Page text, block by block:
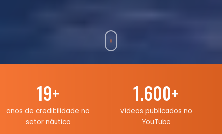
19+
anos de credibilidade no
setor náutico
1.600+
vídeos publicados no
YouTube